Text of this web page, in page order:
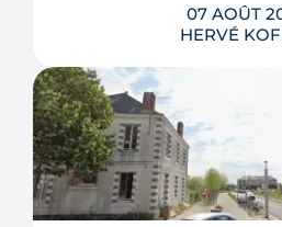
07 AOÛT
HERVÉ
Une start-up nantaise
l'eau chaude « par le
immeuble social de